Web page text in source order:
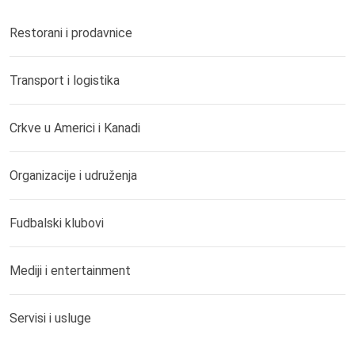
Restorani i prodavnice
Transport i logistika
Crkve u Americi i Kanadi
Organizacije i udruženja
Fudbalski klubovi
Mediji i entertainment
Servisi i usluge